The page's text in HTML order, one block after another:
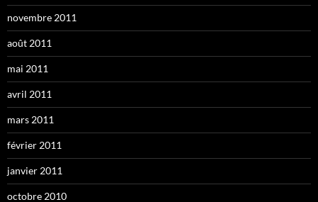
novembre 2011
août 2011
mai 2011
avril 2011
mars 2011
février 2011
janvier 2011
octobre 2010